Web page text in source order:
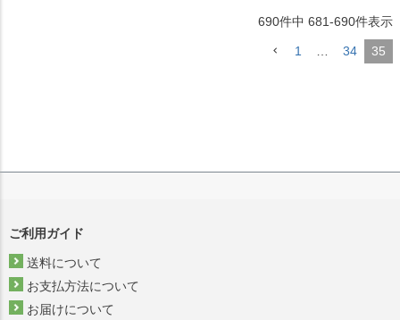
690件中 681-690件表示
1 34 35
ご利用ガイド
送料について
お支払方法について
お届けについて